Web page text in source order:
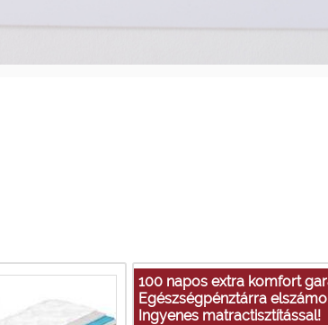
100 napos extra komfort
Egészségpénztárra
Ingyenes matractisztítással!